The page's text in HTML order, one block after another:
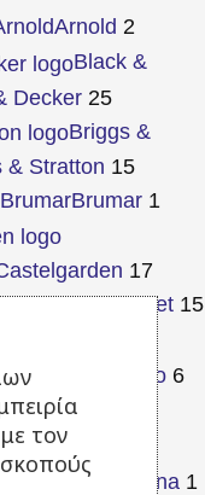
Arnold 2
Black &
Decker 25
Briggs &
& Stratton 15
BrumarBrumar 1
17
CadetCub Cadet 15
Daewoo
Daewoo 6
DewaltDewalt
EGO
Gardena
Gardena 1
τον